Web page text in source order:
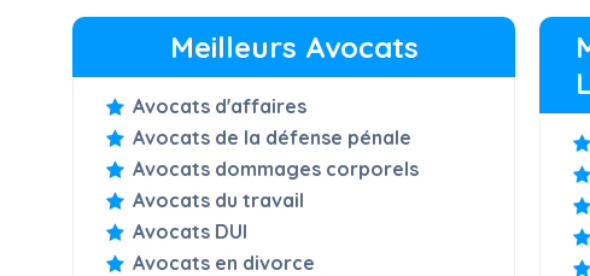
Meilleurs Avocats
Avocats d'affaires
Avocats de la défense pénale
Avocats dommages corporels
Avocats du travail
Avocats DUI
Avocats en divorce